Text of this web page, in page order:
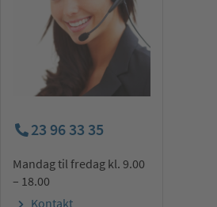
23 96 33 35
Mandag til fredag kl. 9.00
– 18.00
Kontakt